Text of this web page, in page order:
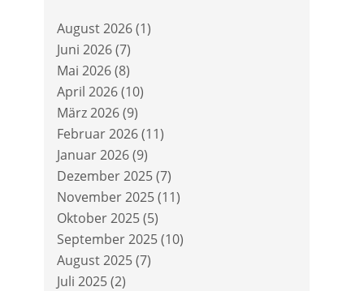
August 2026(1)
Juni 2026(7)
Mai 2026(8)
April 2026(10)
März 2026(9)
Februar 2026(11)
Januar 2026(9)
Dezember 2025(7)
November 2025(11)
Oktober 2025(5)
September 2025(10)
August 2025(7)
Juli 2025(2)